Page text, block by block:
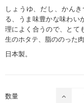
しょうゆ、だし、かん
る、うま味豊かな味わい
理によく合うので、とて
生のホタテ、脂ののった肉
日本製。
数量